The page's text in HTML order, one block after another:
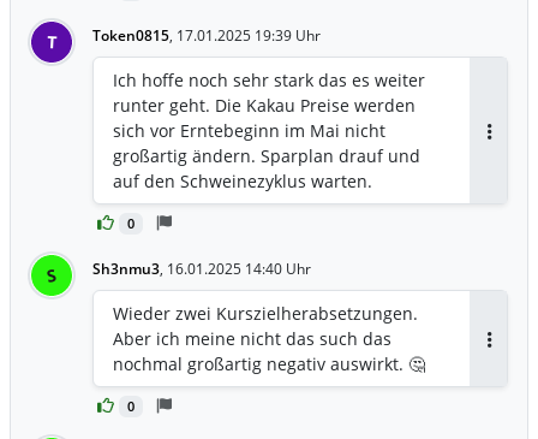
T Token0815, 17.01.2025 19:39 Uhr
0
Ich hoffe noch sehr stark das es weiter
runter geht. Die Kakau Preise werden
sich vor Erntebeginn im Mai nicht
großartig ändern. Sparplan drauf und
auf den Schweinezyklus warten.
S Sh3nmu3, 16.01.2025 14:40 Uhr
0
Wieder zwei Kurszielherabsetzungen.
Aber ich meine nicht das such das
nochmal großartig negativ auswirkt. 🤔